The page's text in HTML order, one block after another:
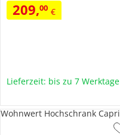
209,00 €
Lieferzeit: bis zu 7 Werktage
Wohnwert Hochschrank Capri